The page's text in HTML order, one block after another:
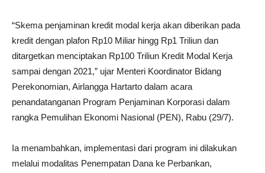
“Skema penjaminan kredit modal kerja akan diberikan pada
kredit dengan plafon Rp10 Miliar hingg Rp1 Triliun dan
ditargetkan menciptakan Rp100 Triliun Kredit Modal Kerja
sampai dengan 2021,” ujar Menteri Koordinator Bidang
Perekonomian, Airlangga Hartarto dalam acara
penandatanganan Program Penjaminan Korporasi dalam
rangka Pemulihan Ekonomi Nasional (PEN), Rabu (29/7).
Ia menambahkan, implementasi dari program ini dilakukan
melalui modalitas Penempatan Dana ke Perbankan,